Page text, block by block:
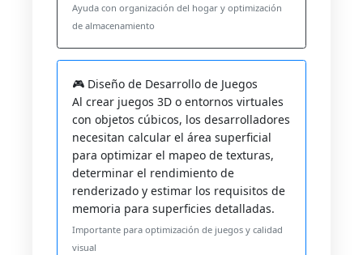
Ayuda con organización del hogar y optimización
de almacenamiento
🎮 Diseño de Desarrollo de Juegos
Al crear juegos 3D o entornos virtuales
con objetos cúbicos, los desarrolladores
necesitan calcular el área superficial
para optimizar el mapeo de texturas,
determinar el rendimiento de
renderizado y estimar los requisitos de
memoria para superficies detalladas.
Importante para optimización de juegos y calidad
visual